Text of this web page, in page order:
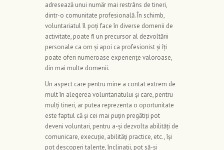
adresează unui număr mai restrâns de tineri,
dintr-o comunitate profesională. În schimb,
voluntariatul îl poți face în diverse domenii de
activitate, poate fi un precursor al dezvoltării
personale ca om și apoi ca profesionist și îți
poate oferi numeroase experiențe valoroase,
din mai multe domenii.
Un aspect care pentru mine a contat extrem de
mult în alegerea voluntariatului și care, pentru
mulți tineri, ar putea reprezenta o oportunitate
este faptul că și cei mai puțin pregătiți pot
deveni voluntari, pentru a-și dezvolta abilități de
comunicare, execuție, abilități practice, etc., își
pot descoperi talente, înclinații, pot să-și